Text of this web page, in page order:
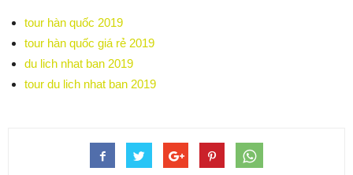
tour hàn quốc 2019
tour hàn quốc giá rẻ 2019
du lich nhat ban 2019
tour du lich nhat ban 2019